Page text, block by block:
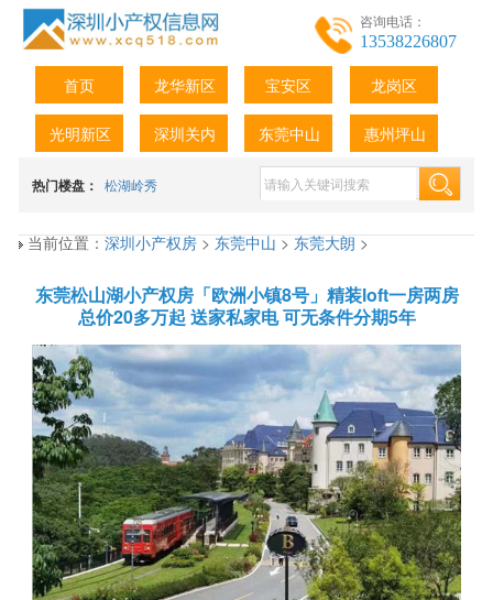
咨询电话：
13538226807
首页 龙华新区 宝安区 龙岗区
光明新区 深圳关内 东莞中山 惠州坪山
热门楼盘： 松湖岭秀
当前位置：深圳小产权房>东莞中山>东莞大朗>
东莞松山湖小产权房「欧洲小镇8号」精装loft一房两房
总价20多万起 送家私家电 可无条件分期5年